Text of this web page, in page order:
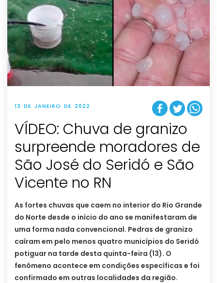
13 DE JANEIRO DE 2022
VÍDEO: Chuva de granizo
surpreende moradores de
São José do Seridó e São
Vicente no RN
As fortes chuvas que caem no interior do Rio Grande
do Norte desde o início do ano se manifestaram de
uma forma nada convencional. Pedras de granizo
caíram em pelo menos quatro municípios do Seridó
potiguar na tarde desta quinta-feira (13). O
fenômeno acontece em condições específicas e foi
confirmado em outras localidades da região.